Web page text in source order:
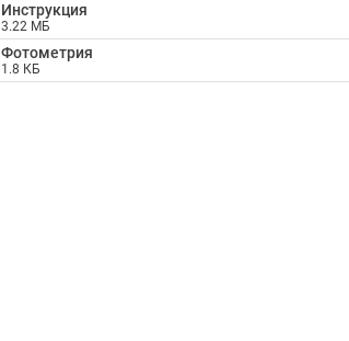
Инструкция
3.22 МБ
Фотометрия
1.8 КБ